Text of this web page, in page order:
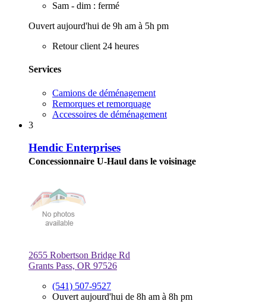
Sam - dim : fermé
Ouvert aujourd'hui de 9h am à 5h pm
Retour client 24 heures
Services
Camions de déménagement
Remorques et remorquage
Accessoires de déménagement
3
Hendic Enterprises
Concessionnaire U-Haul dans le voisinage
2655 Robertson Bridge Rd
Grants Pass, OR 97526
(541) 507-9527
Ouvert aujourd'hui de 8h am à 8h pm